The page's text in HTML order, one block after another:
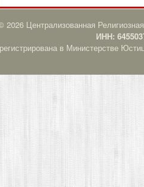
Централизованная
ИНН:
в Министерстве